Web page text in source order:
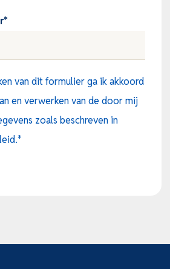
*
van dit formulier ga ik akkoord
en verwerken van de door mij
zoals beschreven in
*